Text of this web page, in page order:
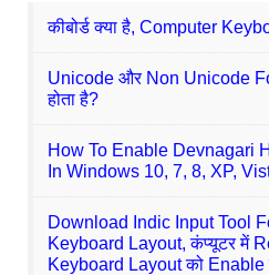
कीबोर्ड क्या है, Computer
Unicode और Non Unicode
होता है?
How To Enable Devnagari
In Windows 10, 7, 8, XP,
Download Indic Input Tool
Keyboard Layout, कंप्यूटर में
Keyboard Layout को